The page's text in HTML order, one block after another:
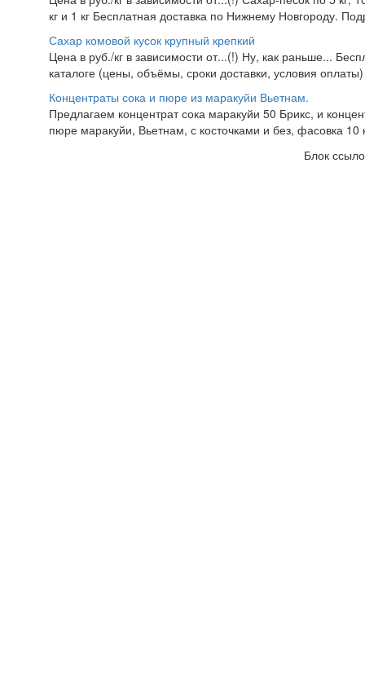
кг и 1 кг Бесплатная доставка по Нижнему Новгороду.
Сахар комовой кусок крупный крепкий
Цена в руб./кг в зависимости от...(!) Ну, как раньше...
каталоге (цены, объёмы, сроки доставки, условия
Концентраты сока и пюре из маракуйи Вьетнам.
Предлагаем концентрат сока маракуйи 50 Брикс, и
пюре маракуйи, Вьетнам, с косточками и без, фасовка 10
Блок